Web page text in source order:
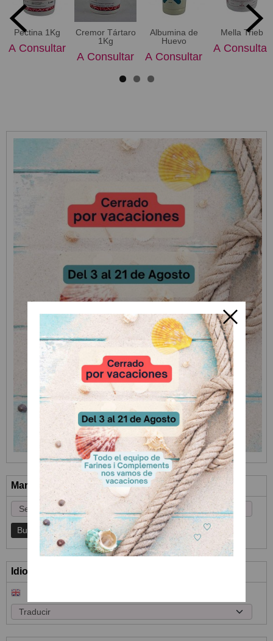
Marcas
Idioma
Pectina 1Kg
A Consultar
Cremor Tártaro
1Kg
A Consultar
Albumina de
Huevo
A Consultar
Mella Trieb
A Consultar